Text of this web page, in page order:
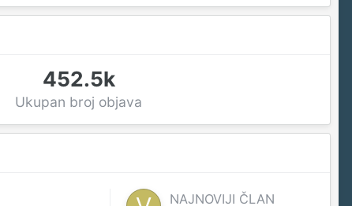
452.5k
Ukupan broj objava
NAJNOVIJI ČLAN